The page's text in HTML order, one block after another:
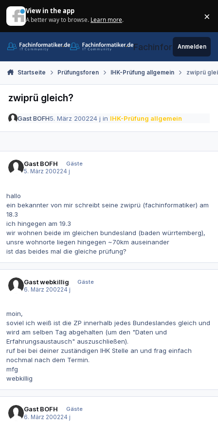
View in the app
A better way to browse. Learn more. ×
Fachinformatiker.de
Anmelden
Startseite Prüfungsforen IHK-Prüfung allgemein zwiprü
zwiprü gleich?
Gast BOFH5. März 200224 j in IHK-Prüfung allgemein
Gast BOFH
Gäste
5. März 200224 j
hallo
ein bekannter von mir schreibt seine zwiprü (fachinformatiker) am
18.3
ich hingegen am 19.3
wir wohnen beide im gleichen bundesland (baden würrtemberg),
unsre wohnorte liegen hingegen ~70km auseinander
ist das beides mal die gleiche prüfung?
Gast webkillig
Gäste
6. März 200224 j
moin,
soviel ich weiß ist die ZP innerhalb jedes Bundeslandes gleich und
wird am selben Tag abgehalten (um den "Daten und
Erfahrungsaustausch" auszuschließen).
ruf bei bei deiner zuständigen IHK Stelle an und frag einfach
nochmal nach dem Termin.
mfg
webkillig
Gast BOFH
Gäste
6. März 200224 j